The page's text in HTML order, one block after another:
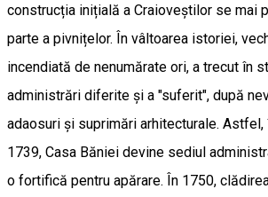
construcția inițială a Craioveștilor se mai
parte a pivnițelor. În vâltoarea istoriei,
incendiată de nenumărate ori, a trecut în
administrări diferite și a "suferit", după
adaosuri și suprimări arhitecturale.
1739, Casa Băniei devine sediul
o fortifică pentru apărare. În 1750,